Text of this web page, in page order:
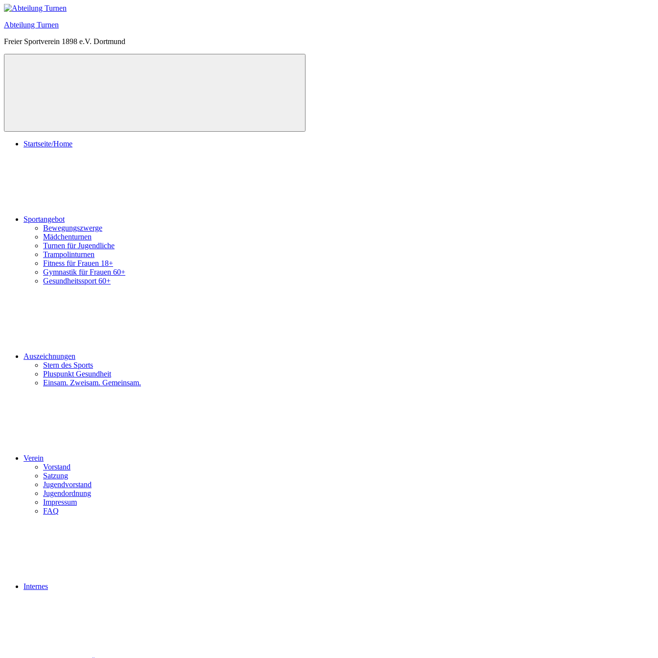
Zum
springen
Abteilung Turnen
Freier Sportverein 1898 e.V. Dortmund
Menü
Startseite/Home
Sportangebot
Bewegungszwerge
Mädchenturnen
Turnen für Jugendliche
Trampolinturnen
Fitness für Frauen 18+
Gymnastik für Frauen 60+
Gesundheitssport 60+
Auszeichnungen
Stern des Sports
Pluspunkt Gesundheit
Einsam. Zweisam. Gemeinsam.
Verein
Vorstand
Satzung
Jugendvorstand
Jugendordnung
Impressum
FAQ
Internes